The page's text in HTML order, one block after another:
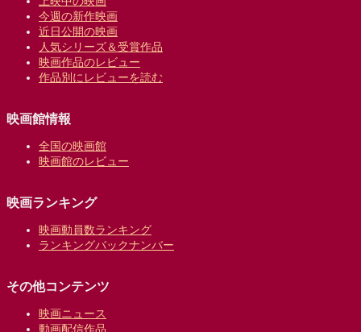
今週の新作映画
近日公開の映画
人気シリーズ＆受賞作品
映画作品のレビュー
作品別にレビューを読む
映画館情報
全国の映画館
映画館のレビュー
映画ランキング
映画動員数ランキング
ランキングバックナンバー
その他コンテンツ
映画ニュース
動画配信作品